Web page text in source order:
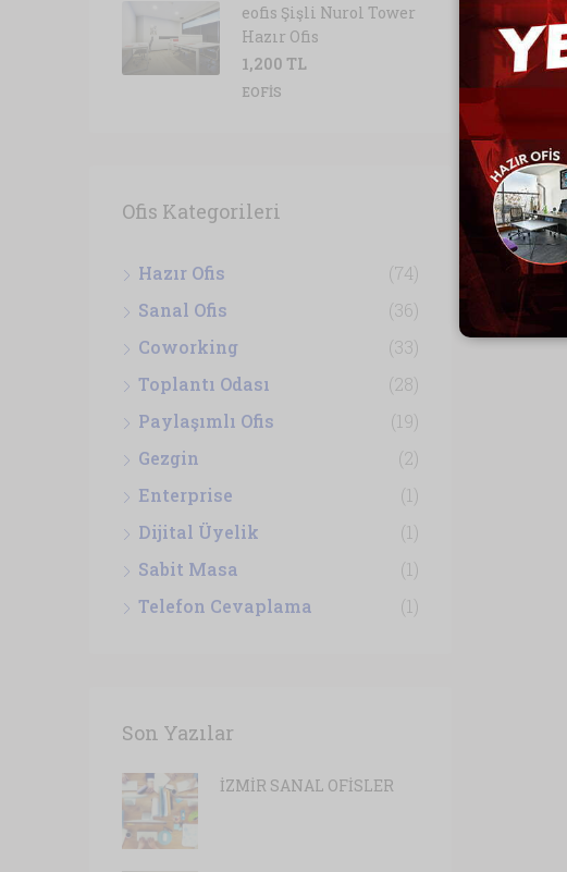
eofis Şişli Nurol Tower
Hazır Ofis
1,200 TL
EOFIS
Ofis Kategorileri
Hazır Ofis
(74)
Sanal Ofis
(36)
Coworking
(33)
Toplantı Odası
(28)
Paylaşımlı Ofis
(19)
Gezgin
(2)
Enterprise
(1)
Dijital Üyelik
(1)
Sabit Masa
(1)
Telefon Cevaplama
(1)
Son Yazılar
İZMİR SANAL OFİSLER